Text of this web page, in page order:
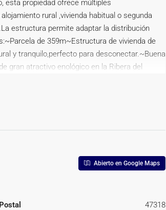
esta propiedad ofrece múltiples
rural ,vivienda habitual o segunda
estructura permite adaptar la distribución
de 359m~Estructura de vivienda de
y tranquilo,perfecto para desconectar.~Buena
gran atractivo enológico en la Ribera del
Abierto en Google Maps
47318